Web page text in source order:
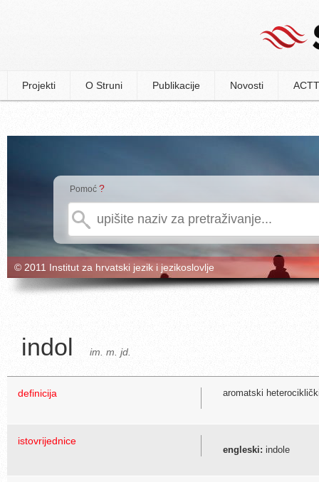
Projekti O Struni Publikacije Novosti
Pomoć ?
© 2011 Institut za hrvatski jezik i jezikoslovlje
indol im. m. jd.
definicija aromatski
istovrijednice
engleski: indole